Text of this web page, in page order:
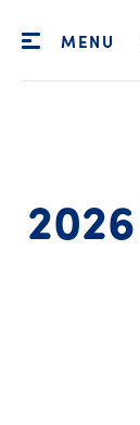
MENU
2026